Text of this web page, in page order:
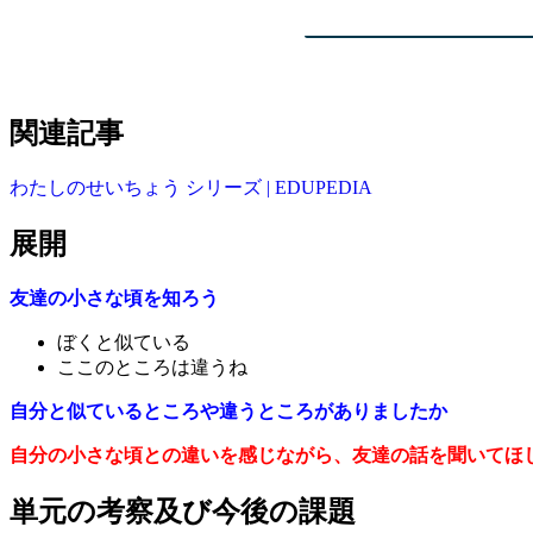
関連記事
わたしのせいちょう シリーズ | EDUPEDIA
展開
友達の小さな頃を知ろう
ぼくと似ている
ここのところは違うね
自分と似ているところや違うところがありましたか
自分の小さな頃との違いを感じながら、友達の話を聞いてほ
単元の考察及び今後の課題